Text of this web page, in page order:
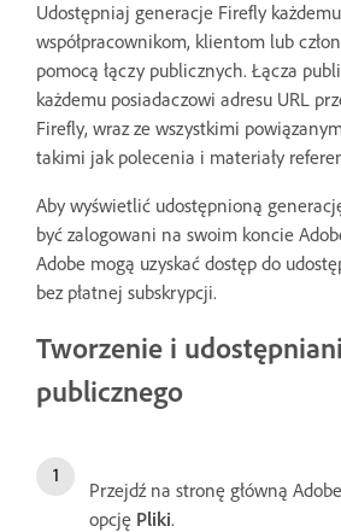
Udostępniaj generacje Firefly
współpracownikom, klientom lub
pomocą łączy publicznych. Łącza
każdemu posiadaczowi adresu URL
Firefly, wraz ze wszystkimi
takimi jak polecenia i materiały
Aby wyświetlić udostępnioną
być zalogowani na swoim koncie
Adobe mogą uzyskać dostęp do
bez płatnej subskrypcji.
Tworzenie i
publicznego
Przejdź na stronę główną
opcję Pliki.